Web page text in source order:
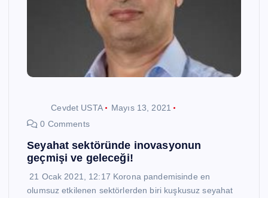
Cevdet USTA
Mayıs 13, 2021
0 Comments
Seyahat sektöründe inovasyonun
geçmişi ve geleceği!
21 Ocak 2021, 12:17 Korona pandemisinde en
olumsuz etkilenen sektörlerden biri kuşkusuz seyahat